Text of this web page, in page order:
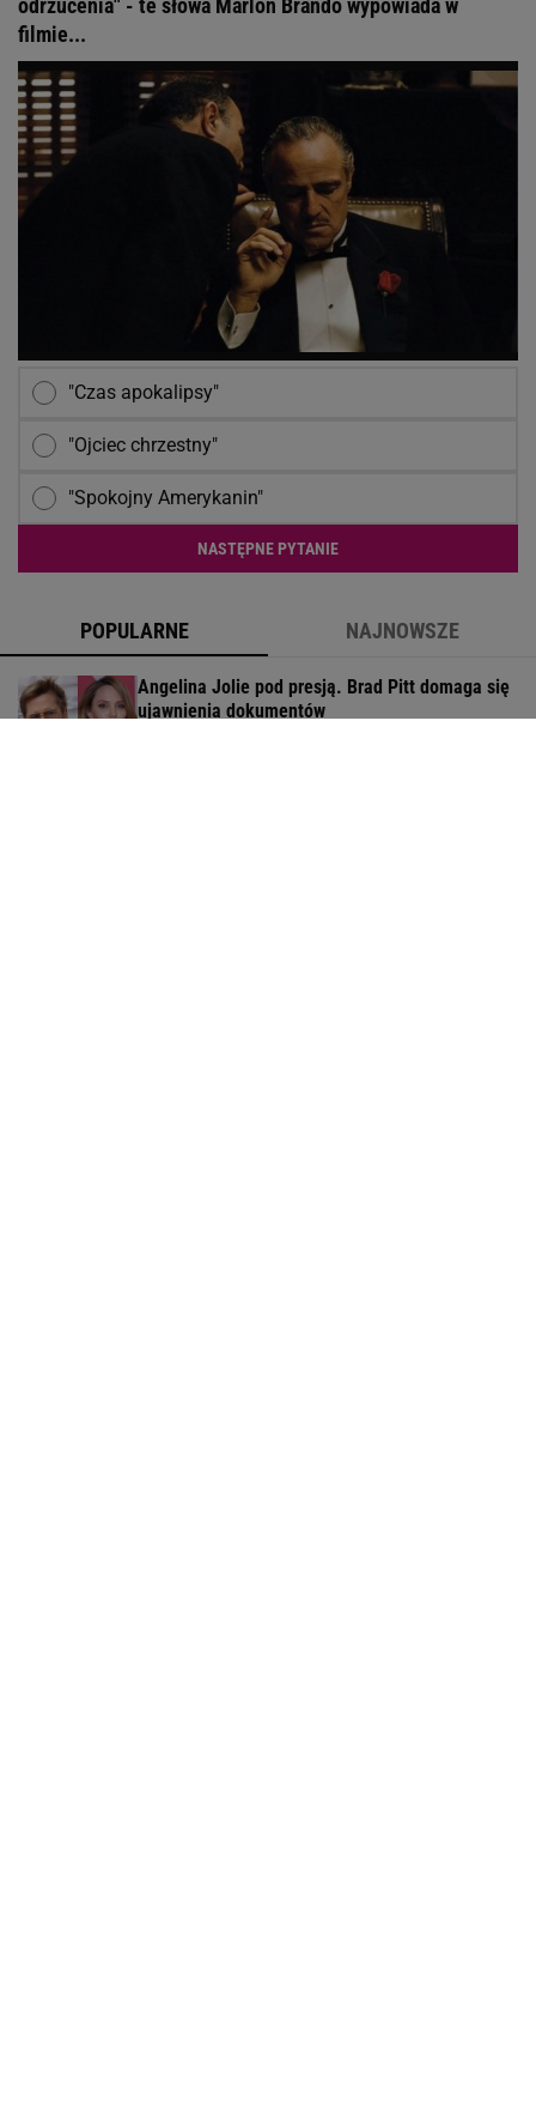
odrzucenia" - te słowa Marlon Brando wypowiada w
filmie...
"Czas apokalipsy"
"Ojciec chrzestny"
"Spokojny Amerykanin"
NASTĘPNE PYTANIE
POPULARNE NAJNOWSZE
Angelina Jolie pod presją. Brad Pitt domaga się
ujawnienia dokumentów